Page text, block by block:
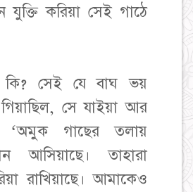
করিয়া সেই গাঠে
কি? সেই যে বাঘ ভয়
সে যাইয়া আর
‘অমুক গাছের তলায়
আসিয়াছে। তাহারা
রাখিয়াছে। আমাকেও